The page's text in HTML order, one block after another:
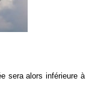
sera alors inférieure à